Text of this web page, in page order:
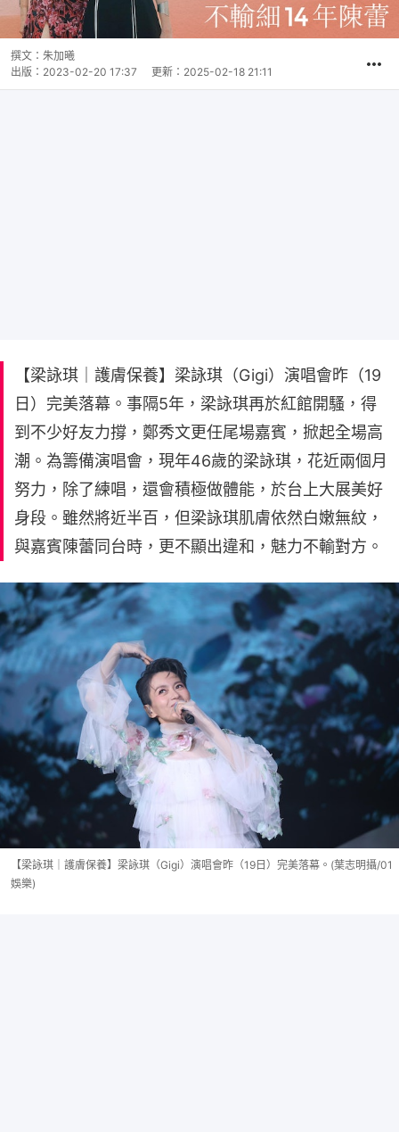
撰文： 朱加曦
出版： 2023-02-20 17:37 更新： 2025-02-18 21:11
【梁詠琪｜護膚保養】梁詠琪（Gigi）演唱會昨（19
日）完美落幕。事隔5年，梁詠琪再於紅館開騷，得
到不少好友力撐，鄭秀文更任尾場嘉賓，掀起全場高
潮。為籌備演唱會，現年46歲的梁詠琪，花近兩個月
努力，除了練唱，還會積極做體能，於台上大展美好
身段。雖然將近半百，但梁詠琪肌膚依然白嫩無紋，
與嘉賓陳蕾同台時，更不顯出違和，魅力不輸對方。
【梁詠琪｜護膚保養】梁詠琪（Gigi）演唱會昨（19日）完美落幕。(葉志明攝/01
娛樂)